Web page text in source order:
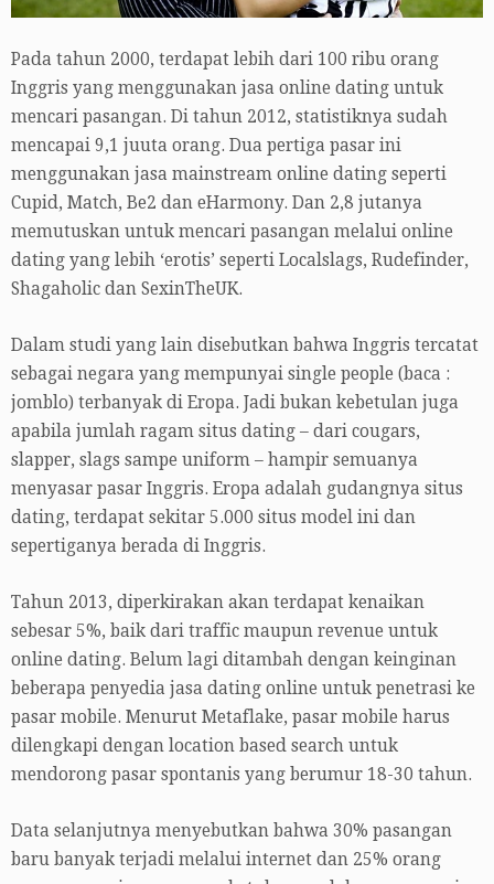
Pada tahun 2000, terdapat lebih dari 100 ribu orang
Inggris yang menggunakan jasa online dating untuk
mencari pasangan. Di tahun 2012, statistiknya sudah
mencapai 9,1 juuta orang. Dua pertiga pasar ini
menggunakan jasa mainstream online dating seperti
Cupid, Match, Be2 dan eHarmony. Dan 2,8 jutanya
memutuskan untuk mencari pasangan melalui online
dating yang lebih ‘erotis’ seperti Localslags, Rudefinder,
Shagaholic dan SexinTheUK.
Dalam studi yang lain disebutkan bahwa Inggris tercatat
sebagai negara yang mempunyai single people (baca :
jomblo) terbanyak di Eropa. Jadi bukan kebetulan juga
apabila jumlah ragam situs dating – dari cougars,
slapper, slags sampe uniform – hampir semuanya
menyasar pasar Inggris. Eropa adalah gudangnya situs
dating, terdapat sekitar 5.000 situs model ini dan
sepertiganya berada di Inggris.
Tahun 2013, diperkirakan akan terdapat kenaikan
sebesar 5%, baik dari traffic maupun revenue untuk
online dating. Belum lagi ditambah dengan keinginan
beberapa penyedia jasa dating online untuk penetrasi ke
pasar mobile. Menurut Metaflake, pasar mobile harus
dilengkapi dengan location based search untuk
mendorong pasar spontanis yang berumur 18-30 tahun.
Data selanjutnya menyebutkan bahwa 30% pasangan
baru banyak terjadi melalui internet dan 25% orang